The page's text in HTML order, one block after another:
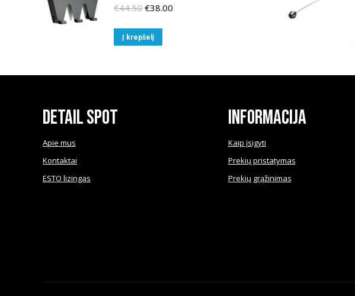
€44.50 Original
was:
€44.50.
€38.00
Į krepšelį
Detail Spot
Apie mus
Kontaktai
ESTO lizingas
Informacija
Kaip įsigyti
Prekių pristatymas
Prekių grąžinimas